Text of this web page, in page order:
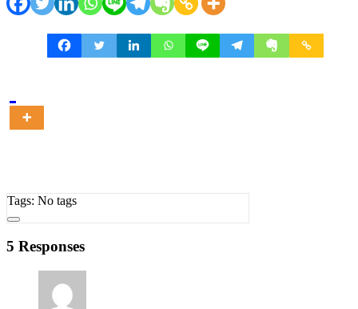
Tags: No tags
5 Responses